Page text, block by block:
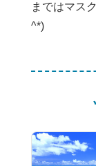
まではマス
^*)